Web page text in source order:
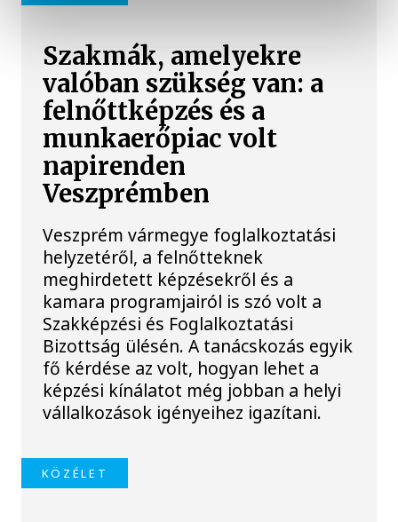
Szakmák, amelyekre
valóban szükség van: a
felnőttképzés és a
munkaerőpiac volt
napirenden
Veszprémben
Veszprém vármegye foglalkoztatási
helyzetéről, a felnőtteknek
meghirdetett képzésekről és a
kamara programjairól is szó volt a
Szakképzési és Foglalkoztatási
Bizottság ülésén. A tanácskozás egyik
fő kérdése az volt, hogyan lehet a
képzési kínálatot még jobban a helyi
vállalkozások igényeihez igazítani.
KÖZÉLET